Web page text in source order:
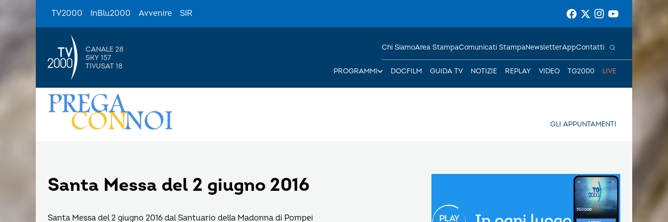
TV2000 InBlu2000 Avvenire SIR
CANALE 28
SKY 157
TIVUSAT 18
PROGRAMMI DOCFILM GUIDA TV NOTIZIE REPLAY VIDEO TG2000 LIVE
Chi SiamoArea StampaComunicati StampaNewsletterAppContatti
GLI APPUNTAMENTI
Santa Messa del 2 giugno 2016
Santa Messa del 2 giugno 2016 dal Santuario della Madonna di Pompei